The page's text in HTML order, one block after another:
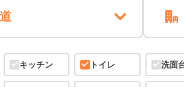
キッチン トイレ 洗面